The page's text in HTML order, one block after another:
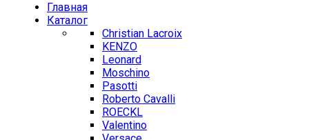
Главная
Каталог
Christian Lacroix
KENZO
Leonard
Moschino
Pasotti
Roberto Cavalli
ROECKL
Valentino